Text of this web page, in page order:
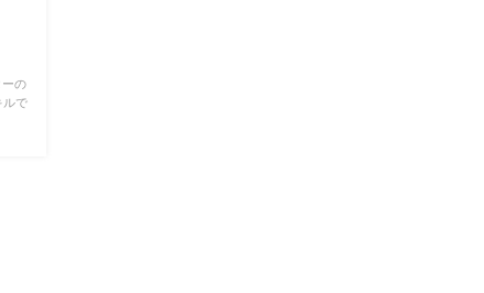
ーの
ルで